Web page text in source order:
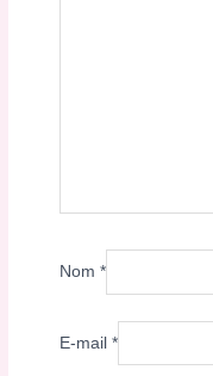
Nom*
E-mail*